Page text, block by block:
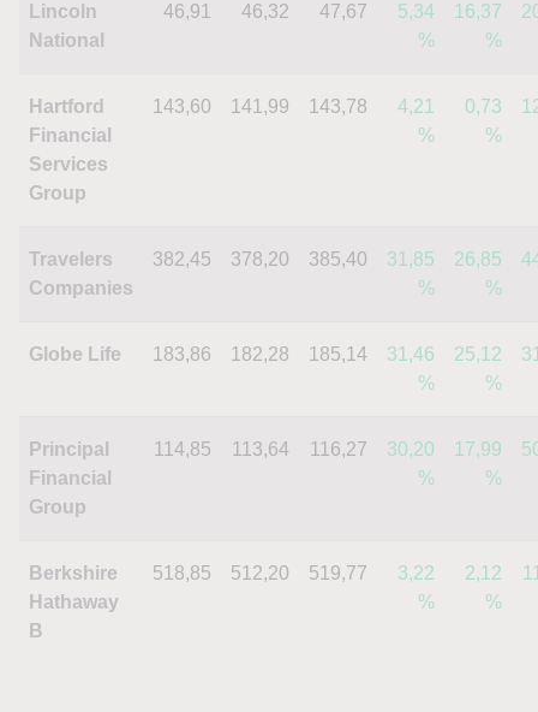
Lincoln
National
46,91 46,32 47,67
5,34
%
16,37
%
Hartford
Financial
Services
Group
143,60 141,99 143,78
4,21
%
0,73
%
Travelers
Companies
382,45 378,20 385,40
31,85
%
26,85
%
Globe Life 183,86 182,28 185,14
31,46
%
25,12
%
Principal
Financial
Group
114,85 113,64 116,27
30,20
%
17,99
%
Berkshire
Hathaway
B
518,85 512,20 519,77
3,22
%
2,12
%